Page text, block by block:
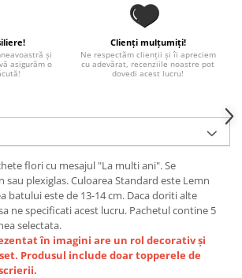
și
asigurăm o
Clienți mulțumiți!
Ne respectăm clienții și îi apreciem
cu adevărat, recenziile noastre pot
dovedi acest lucru!
flori cu mesajul "La multi ani". Se
sau plexiglas. Culoarea Standard este Lemn
batului este de 13-14 cm. Daca doriti alte
ne specificati acest lucru. Pachetul contine 5
selectata.
în imagini are un rol decorativ și
Produsul include doar topperele de